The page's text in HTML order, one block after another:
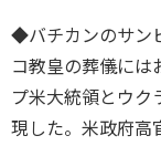
◆バチカンのサン
コ教皇の葬儀には
プ米大統領とウク
現した。米政府高